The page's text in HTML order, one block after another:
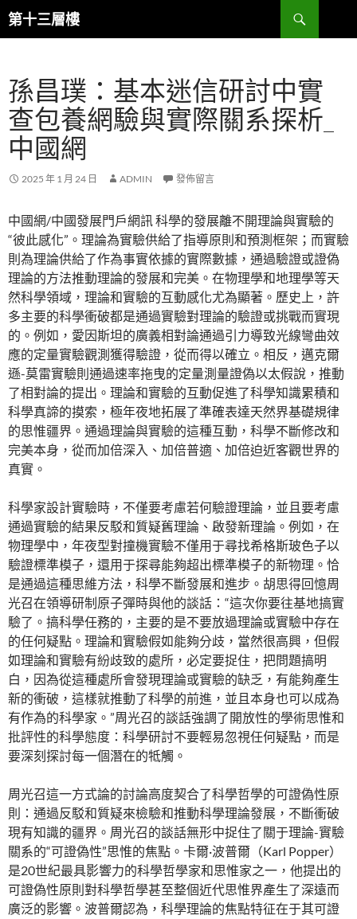
跳
至
內
容
第十三層樓
搜
尋
孫昌璞：基本迷信研討中實
查包養網驗與實際關系探析_
中國網
2025 年 1 月 24 日 ADMIN 發佈留言
中國網/中國發展門戶網訊 科學的發展離不開理論與實驗的
“彼此感化”。理論為實驗供給了指導原則和預測框架；而實驗
則為理論供給了作為事實依據的實際數據，通過驗證或證偽
理論的方法推動理論的發展和完美。在物理學和地理學等天
然科學領域，理論和實驗的互動感化尤為顯著。歷史上，許
多主要的科學衝破都是通過實驗對理論的驗證或挑戰而實現
的。例如，愛因斯坦的廣義相對論通過引力導致光線彎曲效
應的定量實驗觀測獲得驗證，從而得以確立。相反，邁克爾
遜-莫雷實驗則通過速率拖曳的定量測量證偽以太假說，推動
了相對論的提出。理論和實驗的互動促進了科學知識累積和
科學真諦的摸索，極年夜地拓展了準確表達天然界基礎規律
的思惟疆界。通過理論與實驗的這種互動，科學不斷修改和
完美本身，從而加倍深入、加倍普適、加倍迫近客觀世界的
真實。
科學家設計實驗時，不僅要考慮若何驗證理論，並且要考慮
通過實驗的結果反駁和質疑舊理論、啟發新理論。例如，在
物理學中，年夜型對撞機實驗不僅用于尋找希格斯玻色子以
驗證標準模子，還用于探尋能夠超出標準模子的新物理。恰
是通過這種思維方法，科學不斷發展和進步。胡思得回憶周
光召在領導研制原子彈時與他的談話：“這次你要往基地搞實
驗了。搞科學任務的，主要的是不要放過理論或實驗中存在
的任何疑點。理論和實驗假如能夠分歧，當然很高興，但假
如理論和實驗有紛歧致的處所，必定要捉住，把問題搞明
白，因為從這種處所會發現理論或實驗的缺乏，有能夠產生
新的衝破，這樣就推動了科學的前進，並且本身也可以成為
有作為的科學家。”周光召的談話強調了開放性的學術思惟和
批評性的科學態度：科學研討不要輕易忽視任何疑點，而是
要深刻探討每一個潛在的牴觸。
周光召這一方式論的討論高度契合了科學哲學的可證偽性原
則：通過反駁和質疑來檢驗和推動科學理論發展，不斷衝破
現有知識的疆界。周光召的談話無形中捉住了關于理論-實驗
關系的“可證偽性”思惟的焦點。卡爾·波普爾（Karl Popper）
是20世紀最具影響力的科學哲學家和思惟家之一，他提出的
可證偽性原則對科學哲學甚至整個近代思惟界產生了深遠而
廣泛的影響。波普爾認為，科學理論的焦點特征在于其可證